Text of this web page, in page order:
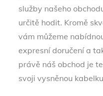
služby našeho
určitě hodit. Kromě
vám můžeme
expresní doručení a
právě náš obchod je
svoji vysněnou